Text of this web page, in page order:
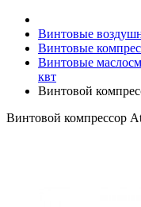
Винтовые
Винтовые
Винтовые
квт
Винтовой
Винтовой компрессор